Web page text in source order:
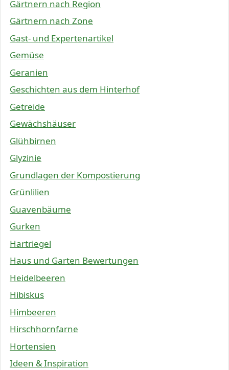
Gärtnern nach Region
Gärtnern nach Zone
Gast- und Expertenartikel
Gemüse
Geranien
Geschichten aus dem Hinterhof
Getreide
Gewächshäuser
Glühbirnen
Glyzinie
Grundlagen der Kompostierung
Grünlilien
Guavenbäume
Gurken
Hartriegel
Haus und Garten Bewertungen
Heidelbeeren
Hibiskus
Himbeeren
Hirschhornfarne
Hortensien
Ideen & Inspiration